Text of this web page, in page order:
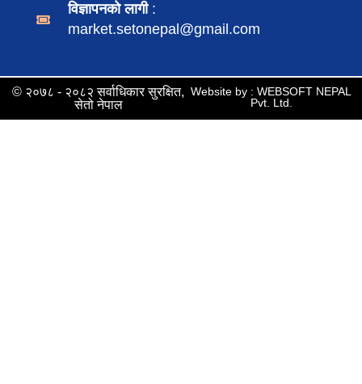
विज्ञापनको लागी :
market.setonepal@gmail.com
© २०७८ - २०८२ सर्वाधिकार सुरक्षित,
सेतो नेपाल
Website by : WEBSOFT NEPAL
Pvt. Ltd.